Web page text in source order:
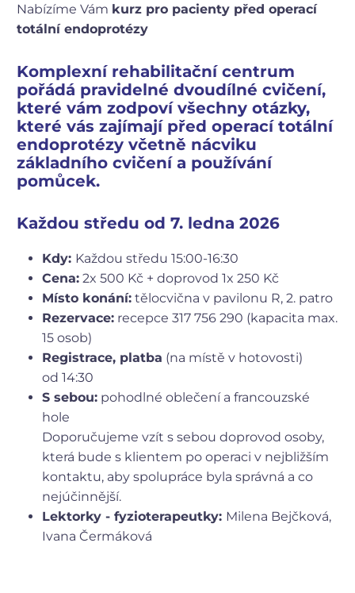
Nabízíme Vám kurz pro pacienty před operací
totální endoprotézy
Komplexní rehabilitační centrum
pořádá pravidelné dvoudílné cvičení,
které vám zodpoví všechny otázky,
které vás zajímají před operací totální
endoprotézy včetně nácviku
základního cvičení a používání
pomůcek.
Každou středu od 7. ledna 2026
Kdy: Každou středu 15:00-16:30
Cena: 2x 500 Kč + doprovod 1x 250 Kč
Místo konání: tělocvična v pavilonu R, 2. patro
Rezervace: recepce 317 756 290 (kapacita max.
15 osob)
Registrace, platba (na místě v hotovosti)
od 14:30
S sebou: pohodlné oblečení a francouzské
hole
Doporučujeme vzít s sebou doprovod osoby,
která bude s klientem po operaci v nejbližším
kontaktu, aby spolupráce byla správná a co
nejúčinnější.
Lektorky - fyzioterapeutky: Milena Bejčková,
Ivana Čermáková